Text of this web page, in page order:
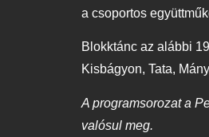
a csoportos
Blokktánc az alábbi
Kisbágyon, Tata,
A programsorozat a
valósul meg.